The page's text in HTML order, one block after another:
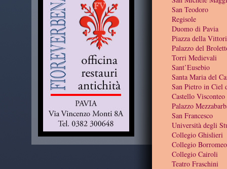
San Teodoro
Regisole
Duomo di Pavia
Piazza della
Palazzo del
Torri Medievali
Sant’Eusebio
Santa Maria del
San Pietro in Ciel
Castello Visconteo
Palazzo
San Francesco
Università degli
Collegio Ghislieri
Collegio Borromeo
Collegio Cairoli
Teatro Fraschini